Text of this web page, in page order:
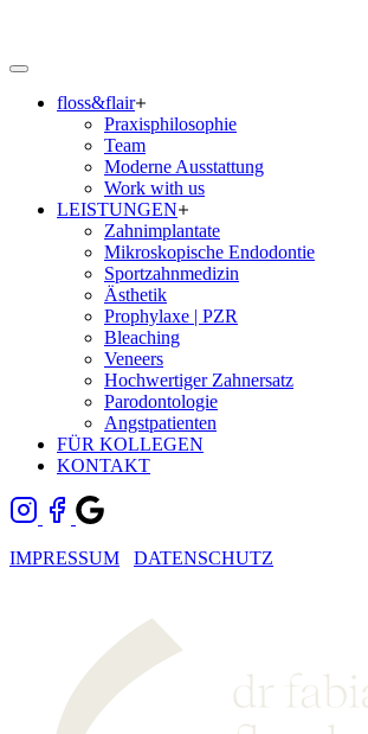
floss&flair
Praxisphilosophie
Team
Moderne Ausstattung
Work with us
LEISTUNGEN
Zahnimplantate
Mikroskopische Endodontie
Sportzahnmedizin
Ästhetik
Prophylaxe | PZR
Bleaching
Veneers
Hochwertiger Zahnersatz
Parodontologie
Angstpatienten
FÜR KOLLEGEN
KONTAKT
IMPRESSUM DATENSCHUTZ